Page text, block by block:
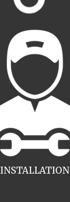
INSTALLATION